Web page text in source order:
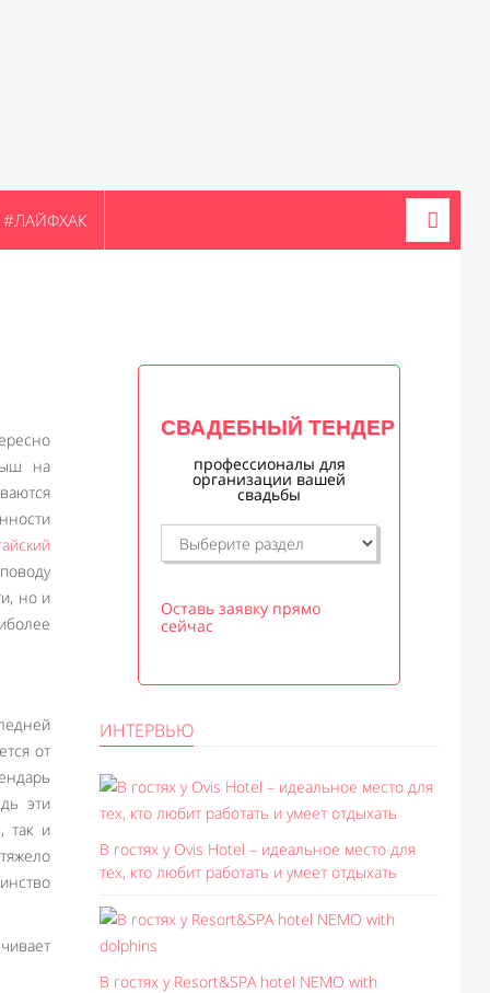
#ЛАЙФХАК
на
но и
от
эти
так и
СВАДЕБНЫЙ ТЕНДЕР
профессионалы для
организации вашей
свадьбы
Оставь заявку прямо
сейчас
ИНТЕРВЬЮ
В гостях у Ovis Hotel – идеальное место для
тех, кто любит работать и умеет отдыхать
В гостях у Resort&SPA hotel NEMO with